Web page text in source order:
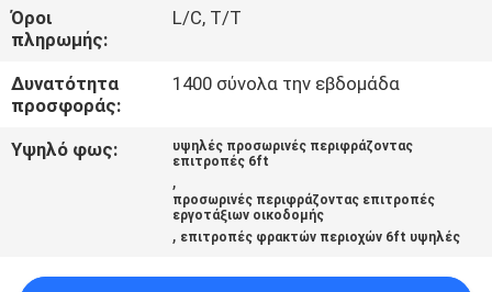
ΖΗΤΉΣΤΕ
ΈΝΑ
ΑΠΌΣΠΑΣΜΑ
Όροι
πληρωμής:
L/C, T/T
Δυνατότητα
προσφοράς:
1400 σύνολα την εβδομάδα
Υψηλό φως:
υψηλές προσωρινές περιφράζοντας
επιτροπές 6ft
,
προσωρινές περιφράζοντας επιτροπές
εργοτάξιων οικοδομής
, επιτροπές φρακτών περιοχών 6ft υψηλές